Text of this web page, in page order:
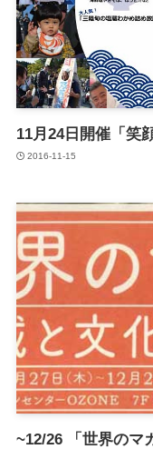
11月24日開催「笑
2016-11-15
~12/26 「世界のマ